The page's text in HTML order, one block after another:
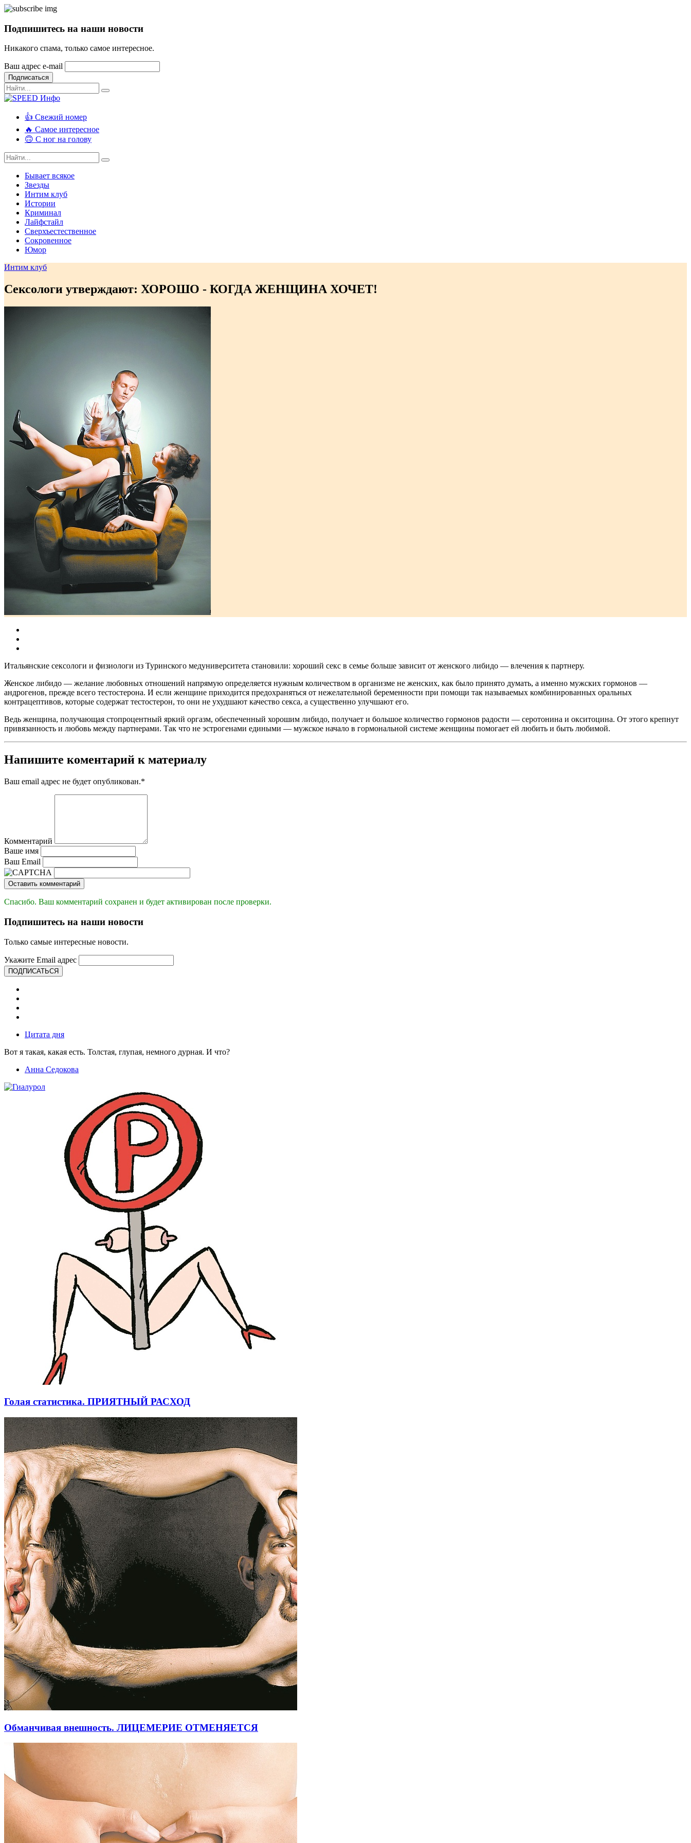
Подпишитесь на наши новости
Никакого спама, только самое интересное.
Ваш адрес e-mail
Подписаться
👍 Свежий номер
🔥 Самое интересное
🙃 С ног на голову
Бывает всякое
Звезды
Интим клуб
Истории
Криминал
Лайфстайл
Сверхъестественное
Сокровенное
Юмор
Интим клуб
Сексологи утверждают: ХОРОШО - КОГДА ЖЕНЩИНА ХОЧЕТ!
Итальянские сексологи и физиологи из Туринского медуниверситета становили: хороший секс в семье больше зависит от женского либидо — влечения к партнеру.
Женское либидо — желание любовных отношений напрямую определяется нужным количеством в организме не женских, как было принято думать, а именно мужских гормонов —
андрогенов, прежде всего тестостерона. И если женщине приходится предохраняться от нежелательной беременности при помощи так называемых комбинированных оральных
контрацептивов, которые содержат тестостерон, то они не ухудшают качество секса, а существенно улучшают его.
Ведь женщина, получающая стопроцентный яркий оргазм, обеспеченный хорошим либидо, получает и большое количество гормонов радости — серотонина и окситоцина. От этого крепнут
привязанность и любовь между партнерами. Так что не эстрогенами едиными — мужское начало в гормональной системе женщины помогает ей любить и быть любимой.
Напишите коментарий к материалу
Ваш email адрес не будет опубликован.*
Комментарий
Ваше имя
Ваш Email
Оставить комментарий
Спасибо. Ваш комментарий сохранен и будет активирован после проверки.
Подпишитесь на наши новости
Только самые интересные новости.
Укажите Email адрес
ПОДПИСАТЬСЯ
Цитата дня
Вот я такая, какая есть. Толстая, глупая, немного дурная. И что?
Анна Седокова
Голая статистика. ПРИЯТНЫЙ РАСХОД
Обманчивая внешность. ЛИЦЕМЕРИЕ ОТМЕНЯЕТСЯ